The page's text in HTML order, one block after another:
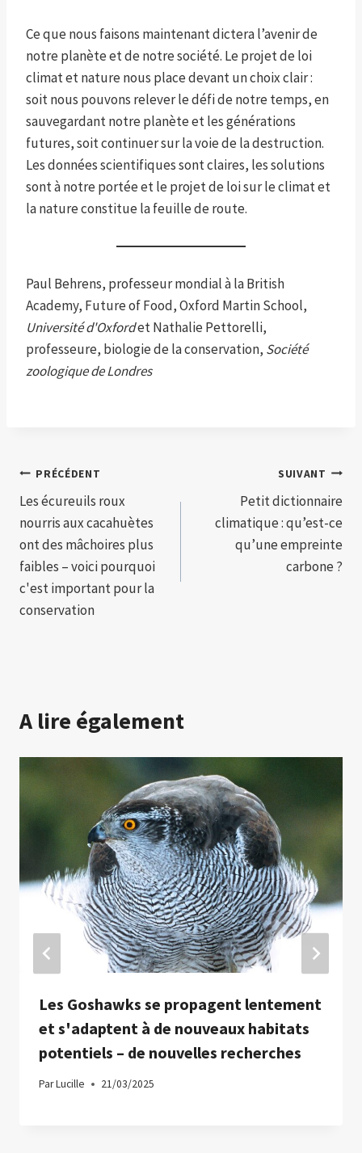
Ce que nous faisons maintenant dictera l’avenir de
notre planète et de notre société. Le projet de loi
climat et nature nous place devant un choix clair :
soit nous pouvons relever le défi de notre temps, en
sauvegardant notre planète et les générations
futures, soit continuer sur la voie de la destruction.
Les données scientifiques sont claires, les solutions
sont à notre portée et le projet de loi sur le climat et
la nature constitue la feuille de route.
Paul Behrens, professeur mondial à la British
Academy, Future of Food, Oxford Martin School,
Université d'Oxfordet Nathalie Pettorelli,
professeure, biologie de la conservation, Société
zoologique de Londres
Navigation
de
l’article
PRÉCÉDENT
Les écureuils roux
nourris aux cacahuètes
ont des mâchoires plus
faibles – voici pourquoi
c'est important pour la
conservation
SUIVANT
Petit dictionnaire
climatique : qu’est-ce
qu’une empreinte
carbone ?
A lire également
Les Goshawks se propagent lentement
et s'adaptent à de nouveaux habitats
potentiels – de nouvelles recherches
ParLucille 21/03/2025